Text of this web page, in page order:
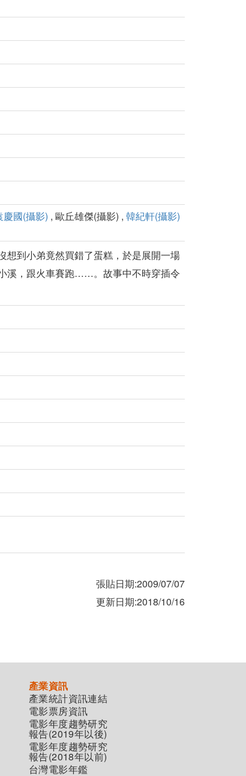
慶國(攝影) , 歐丘雄傑(攝影) , 韓紀軒(攝影)
想到小弟竟然買錯了蛋糕，於是展開一場
溪，跟火車賽跑……。故事中不時穿插令
張貼日期:2009/07/07
更新日期:2018/10/16
產業資訊
產業統計資訊連結
電影票房資訊
電影年度趨勢研究
報告(2019年以後)
電影年度趨勢研究
報告(2018年以前)
台灣電影年鑑